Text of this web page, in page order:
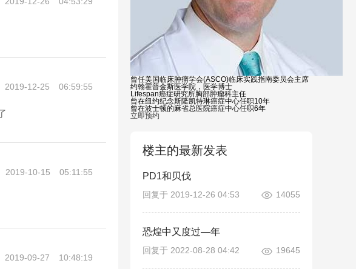
2019-12-25 06:59:55
2019-10-15 05:11:55
2019-09-27 10:48:19
曾任美国临床肿瘤学会(ASCO)临床实践指南委员会主席
约翰霍普金斯医学院，医学博士
Lifespan癌症研究所胸部肿瘤科主任
曾在纽约纪念斯隆凯特琳癌症中心任职10年
曾在波士顿的麻省总医院癌症中心任职6年
立即预约
楼主的最新发表
PD1和贝伐
回复于 2019-12-26 04:53 14055
恐煌中又度过—年
回复于 2022-08-28 04:42 19645